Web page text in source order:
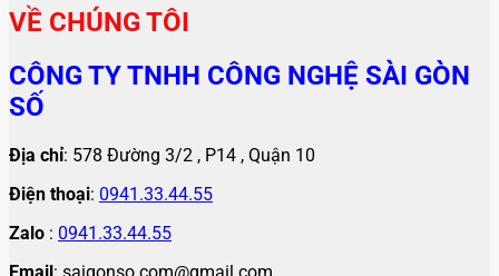
VỀ CHÚNG TÔI
CÔNG TY TNHH CÔNG NGHỆ SÀI GÒN
SỐ
Địa chỉ: 578 Đường 3/2 , P14 , Quận 10
Điện thoại: 0941.33.44.55
Zalo : 0941.33.44.55
Email: saigonso.com@gmail.com